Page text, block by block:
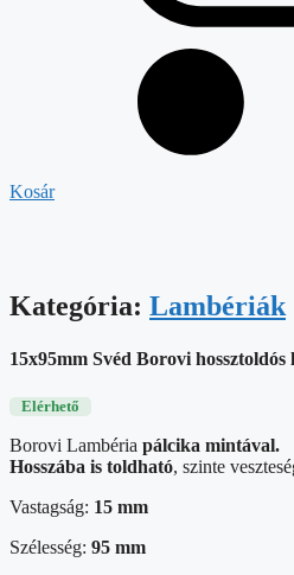
Kosár
Kategória: Lambériák
15x95mm Svéd Borovi
Elérhető
Borovi Lambéria pálcika mintával.
Hosszába is toldható, szinte
Vastagság: 15 mm
Szélesség: 95 mm